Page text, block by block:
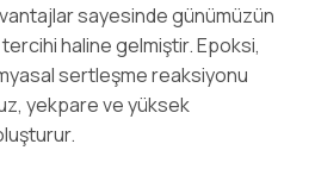
sayesinde günümüzün
haline gelmiştir. Epoksi,
sertleşme reaksiyonu
yekpare ve yüksek